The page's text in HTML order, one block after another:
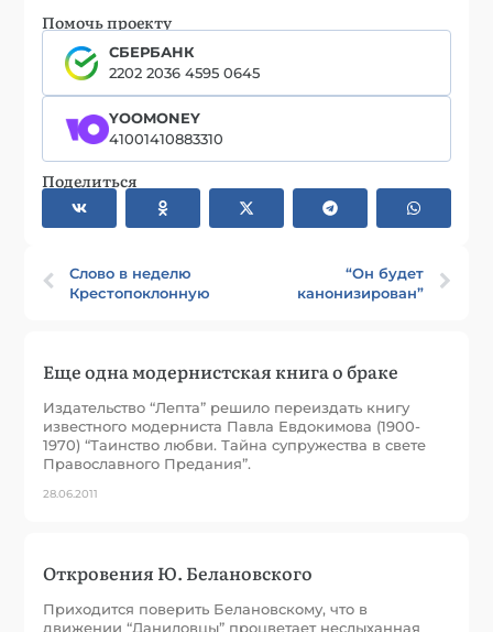
Помочь проекту
СБЕРБАНК
2202 2036 4595 0645
YOOMONEY
41001410883310
Поделиться
Слово в неделю
Крестопоклонную
“Он будет
канонизирован”
Еще одна модернистская книга о браке
Издательство “Лепта” решило переиздать книгу
известного модерниста Павла Евдокимова (1900-
1970) “Таинство любви. Тайна супружества в свете
Православного Предания”.
28.06.2011
Откровения Ю. Белановского
Приходится поверить Белановскому, что в
движении “Даниловцы” процветает неслыханная